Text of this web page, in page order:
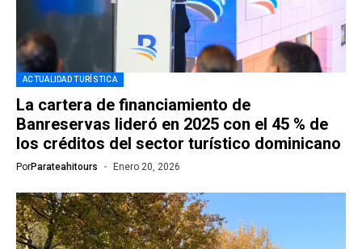
ACTUALIDAD TURÍSTICA
La cartera de financiamiento de
Banreservas lideró en 2025 con el 45 % de
los créditos del sector turístico dominicano
PorParateahitours Enero 20, 2026